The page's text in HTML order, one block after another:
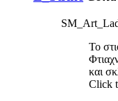
Το
και
Click